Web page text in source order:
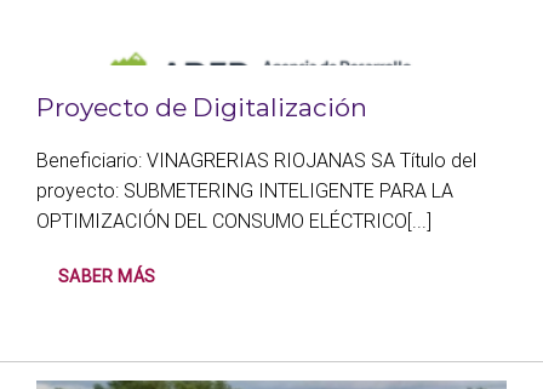
Proyecto de Digitalización
Beneficiario: VINAGRERIAS RIOJANAS SA Título del
proyecto: SUBMETERING INTELIGENTE PARA LA
OPTIMIZACIÓN DEL CONSUMO ELÉCTRICO[...]
SABER MÁS